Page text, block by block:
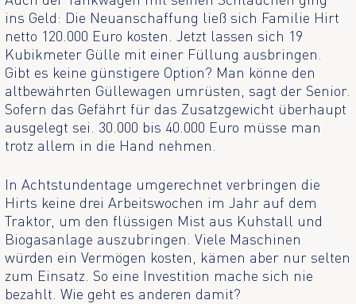
ins Geld: Die Neuanschaffung ließ sich Familie Hirt
netto 120.000 Euro kosten. Jetzt lassen sich 19
Kubikmeter Gülle mit einer Füllung ausbringen.
Gibt es keine günstigere Option? Man könne den
altbewährten Güllewagen umrüsten, sagt der Senior.
Sofern das Gefährt für das Zusatzgewicht überhaupt
ausgelegt sei. 30.000 bis 40.000 Euro müsse man
trotz allem in die Hand nehmen.
In Achtstundentage umgerechnet verbringen die
Hirts keine drei Arbeitswochen im Jahr auf dem
Traktor, um den flüssigen Mist aus Kuhstall und
Biogasanlage auszubringen. Viele Maschinen
würden ein Vermögen kosten, kämen aber nur selten
zum Einsatz. So eine Investition mache sich nie
bezahlt. Wie geht es anderen damit?